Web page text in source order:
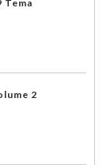
Tema
2